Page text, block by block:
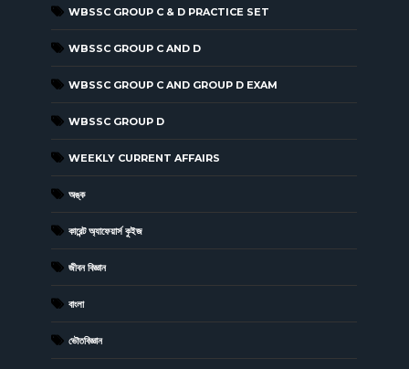
WBSSC GROUP C & D PRACTICE SET
WBSSC GROUP C AND D
WBSSC GROUP C AND GROUP D EXAM
WBSSC GROUP D
WEEKLY CURRENT AFFAIRS
অঙ্ক
কারেন্ট অ্যাফেয়ার্স কুইজ
জীবন বিজ্ঞান
বাংলা
ভৌতবিজ্ঞান